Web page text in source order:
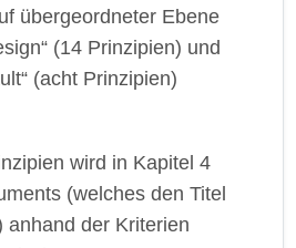
übergeordneter Ebene
(14 Prinzipien) und
(acht Prinzipien)
wird in Kapitel 4
(welches den Titel
anhand der Kriterien